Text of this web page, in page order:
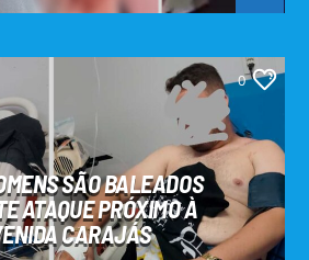
0
SÃO BALEADOS
ATAQUE PRÓXIMO À
CARAJÁS